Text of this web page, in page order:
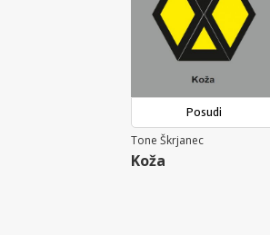
Posudi
Tone Škrjanec
Koža